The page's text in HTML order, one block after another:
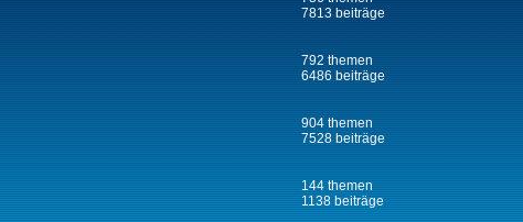
7813 beiträge
792 themen
6486 beiträge
904 themen
7528 beiträge
144 themen
1138 beiträge